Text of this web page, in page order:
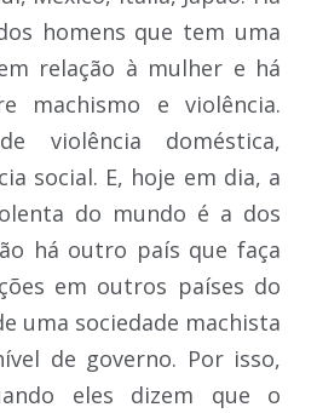
homens que tem uma
relação à mulher e há
machismo e violência.
violência doméstica,
social. E, hoje em dia, a
do mundo é a dos
há outro país que faça
em outros países do
uma sociedade machista
de governo. Por isso,
eles dizem que o